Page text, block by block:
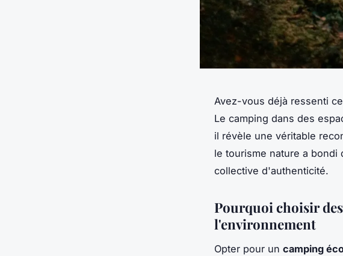
Avez-vous déjà ressenti ce
Le camping dans des
il révèle une véritable
le tourisme nature a bondi
collective d'authenticité.
Pourquoi choisir
l'environnement
Opter pour un camping